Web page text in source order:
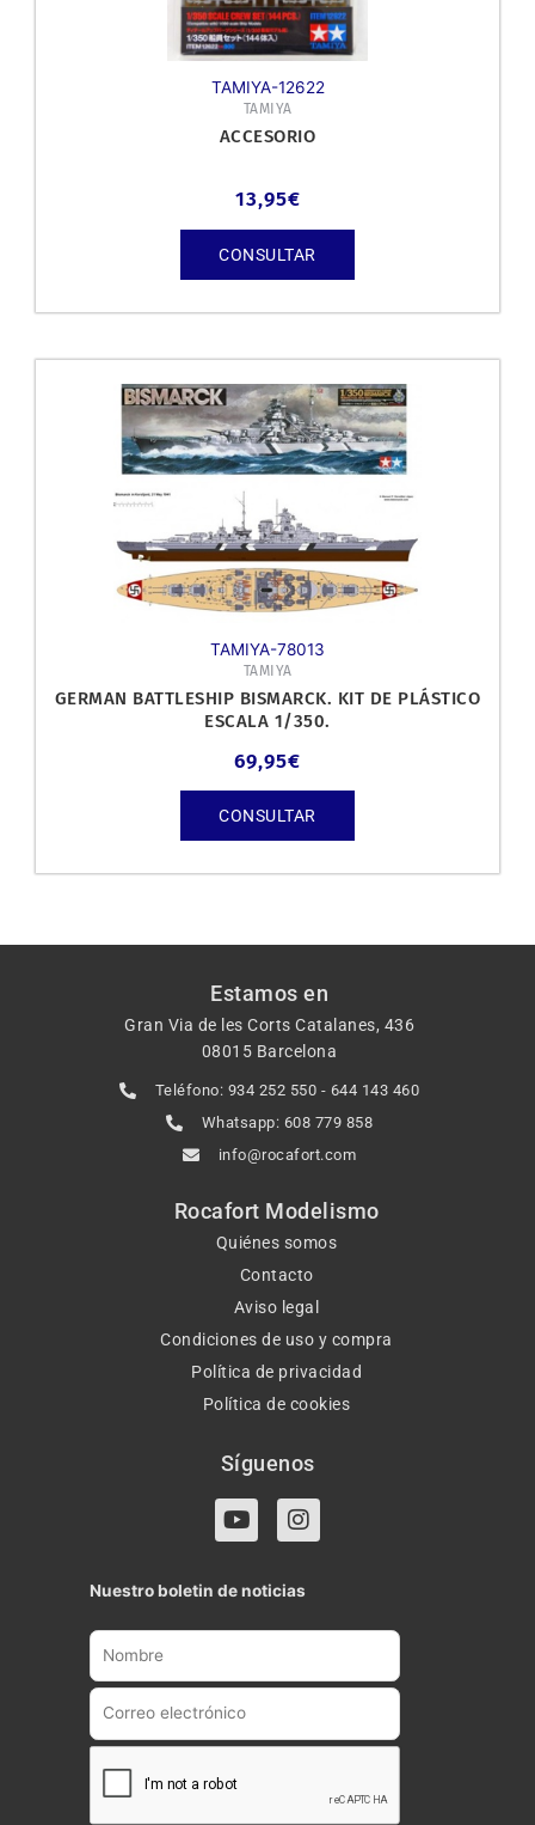
TAMIYA-12622
TAMIYA
ACCESORIO
13,95€
CONSULTAR
TAMIYA-78013
TAMIYA
GERMAN BATTLESHIP BISMARCK. KIT DE PLÁSTICO
ESCALA 1/350.
69,95€
CONSULTAR
Estamos en
Gran Via de les Corts Catalanes, 436
08015 Barcelona
Teléfono: 934 252 550 - 644 143 460
Whatsapp: 608 779 858
info@rocafort.com
Rocafort Modelismo
Quiénes somos
Contacto
Aviso legal
Condiciones de uso y compra
Política de privacidad
Política de cookies
Síguenos
Y
o
t
u
b
I
n
t
a
g
a
Nuestro boletin de noticias